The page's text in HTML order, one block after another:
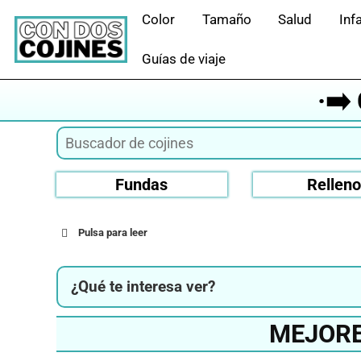
contenido
Color Tamaño Salud
Guías de viaje
·➡️
Fundas
Pulsa para leer
¿Qué te interesa ver?